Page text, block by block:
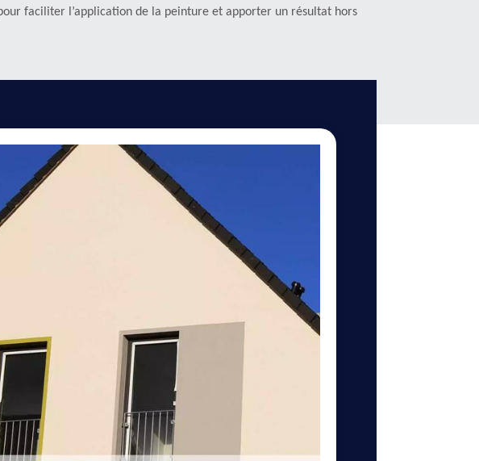
faciliter l’application de la peinture et apporter un résultat hors